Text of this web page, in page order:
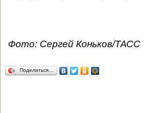
Фото: Сергей Коньков/ТАСС
Поделиться…